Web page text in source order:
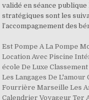
validé en séance publique
stratégiques sont les
l’accompagnement des
Est Pompe A La Pompe
Location Avec Piscine
école De Luxe Classement
Les Langages De
Fourrière Marseille Les
Calendrier Voyageur Ter